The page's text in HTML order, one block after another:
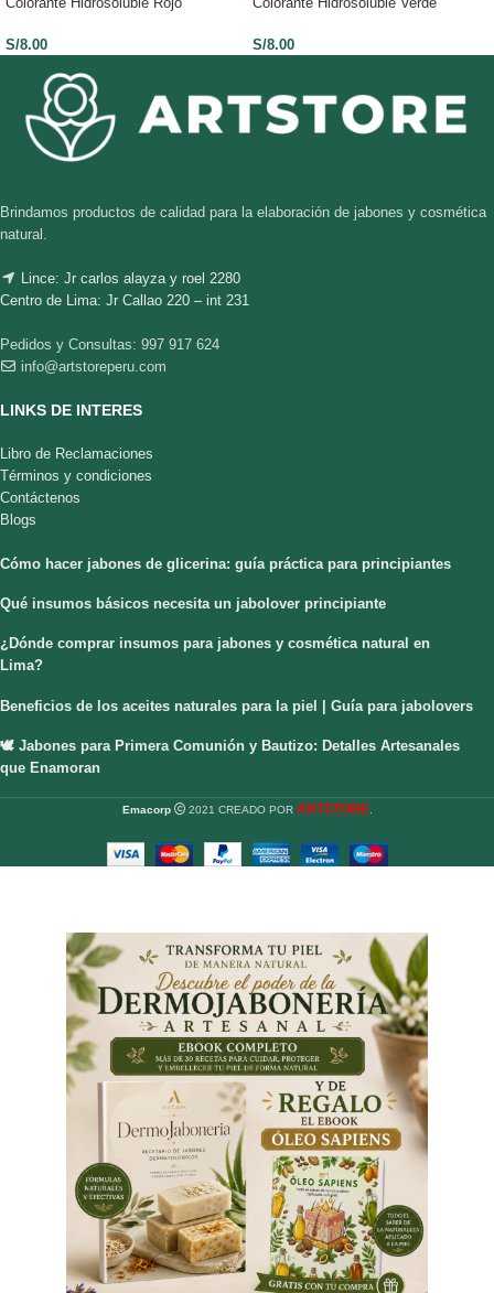
S/8.00 S/8.00
Brindamos productos de calidad para la elaboración de jabones y cosmética
natural.
Lince: Jr carlos alayza y roel 2280
Centro de Lima: Jr Callao 220 – int 231
Pedidos y Consultas: 997 917 624
info@artstoreperu.com
LINKS DE INTERES
Libro de Reclamaciones
Términos y condiciones
Contáctenos
Blogs
Cómo hacer jabones de glicerina: guía práctica para principiantes
Qué insumos básicos necesita un jabolover principiante
¿Dónde comprar insumos para jabones y cosmética natural en
Lima?
Beneficios de los aceites naturales para la piel | Guía para jabolovers
🕊️ Jabones para Primera Comunión y Bautizo: Detalles Artesanales
que Enamoran
Emacorp 2021 CREADO POR ARTSTORE.